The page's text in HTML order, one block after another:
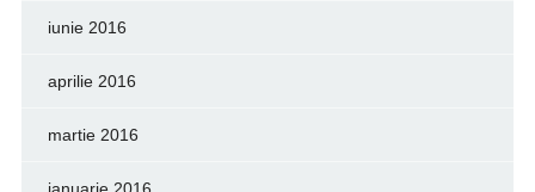
iunie 2016
aprilie 2016
martie 2016
ianuarie 2016